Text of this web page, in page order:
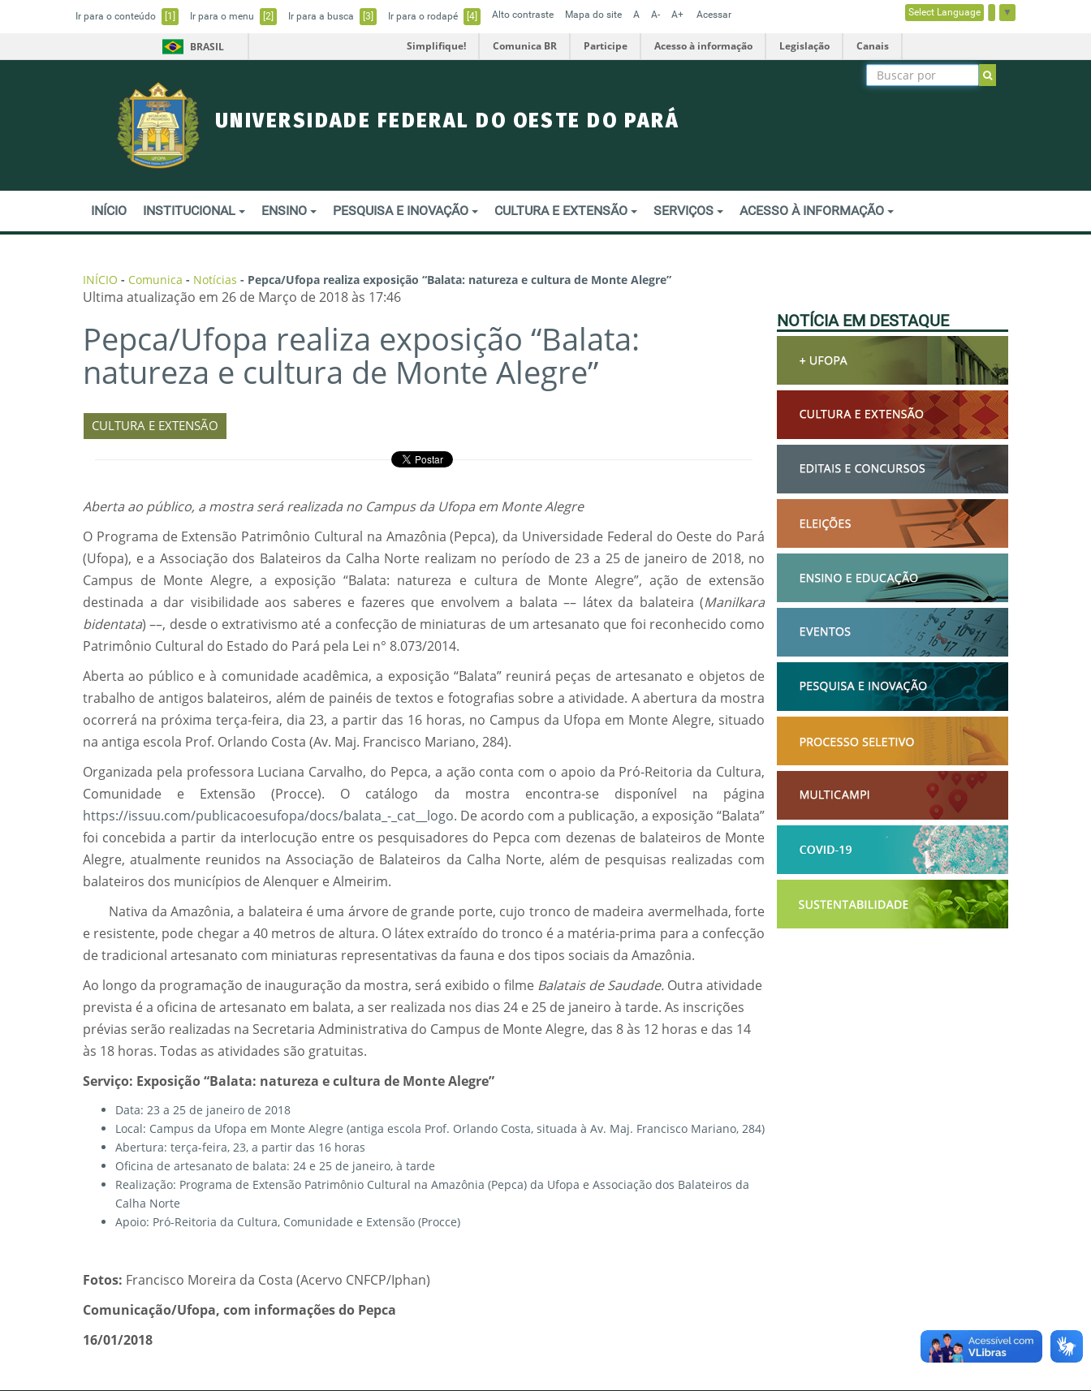
Ir para o conteúdo [1] Ir para o menu [2] Ir para a busca [3] Ir para o rodapé [4] Alto contraste Mapa do site A A- A+ Acessar Select Language ▼
BRASIL Simplifique! Comunica BR Participe Acesso à informação Legislação Canais
UNIVERSIDADE FEDERAL DO OESTE DO PARÁ
INÍCIO INSTITUCIONAL ENSINO PESQUISA E INOVAÇÃO CULTURA E EXTENSÃO SERVIÇOS ACESSO À INFORMAÇÃO
INÍCIO - Comunica - Notícias - Pepca/Ufopa realiza exposição “Balata: natureza e cultura de Monte Alegre”
Ultima atualização em 26 de Março de 2018 às 17:46
Pepca/Ufopa realiza exposição “Balata:
natureza e cultura de Monte Alegre”
CULTURA E EXTENSÃO
Aberta ao público, a mostra será realizada no Campus da Ufopa em Monte Alegre
O Programa de Extensão Patrimônio Cultural na Amazônia (Pepca), da Universidade Federal do Oeste do Pará
(Ufopa), e a Associação dos Balateiros da Calha Norte realizam no período de 23 a 25 de janeiro de 2018, no
Campus de Monte Alegre, a exposição “Balata: natureza e cultura de Monte Alegre”, ação de extensão
destinada a dar visibilidade aos saberes e fazeres que envolvem a balata –– látex da balateira (Manilkara
bidentata) ––, desde o extrativismo até a confecção de miniaturas de um artesanato que foi reconhecido como
Patrimônio Cultural do Estado do Pará pela Lei n° 8.073/2014.
Aberta ao público e à comunidade acadêmica, a exposição “Balata” reunirá peças de artesanato e objetos de
trabalho de antigos balateiros, além de painéis de textos e fotografias sobre a atividade. A abertura da mostra
ocorrerá na próxima terça-feira, dia 23, a partir das 16 horas, no Campus da Ufopa em Monte Alegre, situado
na antiga escola Prof. Orlando Costa (Av. Maj. Francisco Mariano, 284).
Organizada pela professora Luciana Carvalho, do Pepca, a ação conta com o apoio da Pró-Reitoria da Cultura,
Comunidade e Extensão (Procce). O catálogo da mostra encontra-se disponível na página
https://issuu.com/publicacoesufopa/docs/balata_-_cat__logo. De acordo com a publicação, a exposição “Balata”
foi concebida a partir da interlocução entre os pesquisadores do Pepca com dezenas de balateiros de Monte
Alegre, atualmente reunidos na Associação de Balateiros da Calha Norte, além de pesquisas realizadas com
balateiros dos municípios de Alenquer e Almeirim.
Nativa da Amazônia, a balateira é uma árvore de grande porte, cujo tronco de madeira avermelhada, forte
e resistente, pode chegar a 40 metros de altura. O látex extraído do tronco é a matéria-prima para a confecção
de tradicional artesanato com miniaturas representativas da fauna e dos tipos sociais da Amazônia.
Ao longo da programação de inauguração da mostra, será exibido o filme Balatais de Saudade. Outra atividade
prevista é a oficina de artesanato em balata, a ser realizada nos dias 24 e 25 de janeiro à tarde. As inscrições
prévias serão realizadas na Secretaria Administrativa do Campus de Monte Alegre, das 8 às 12 horas e das 14
às 18 horas. Todas as atividades são gratuitas.
Serviço: Exposição “Balata: natureza e cultura de Monte Alegre”
Data: 23 a 25 de janeiro de 2018
Local: Campus da Ufopa em Monte Alegre (antiga escola Prof. Orlando Costa, situada à Av. Maj. Francisco Mariano, 284)
Abertura: terça-feira, 23, a partir das 16 horas
Oficina de artesanato de balata: 24 e 25 de janeiro, à tarde
Realização: Programa de Extensão Patrimônio Cultural na Amazônia (Pepca) da Ufopa e Associação dos Balateiros da
Calha Norte
Apoio: Pró-Reitoria da Cultura, Comunidade e Extensão (Procce)
Fotos: Francisco Moreira da Costa (Acervo CNFCP/Iphan)
Comunicação/Ufopa, com informações do Pepca
16/01/2018
NOTÍCIA EM DESTAQUE